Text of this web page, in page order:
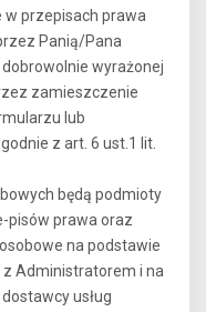
przepisach prawa
Panią/Pana
wyrażonej
zamieszczenie
lub
z art. 6 ust.1 lit.
będą podmioty
pisów prawa oraz
na podstawie
Administratorem i na
usług